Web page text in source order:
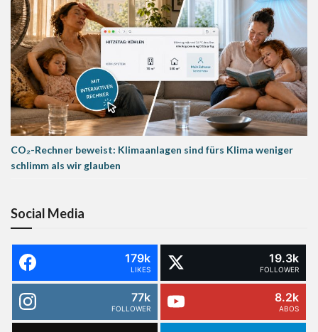
CO₂-Rechner beweist: Klimaanlagen sind fürs Klima weniger
schlimm als wir glauben
Social Media
179k
LIKES
19.3k
FOLLOWER
77k
FOLLOWER
8.2k
ABOS